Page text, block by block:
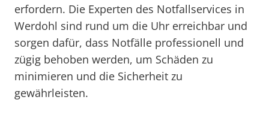
erfordern. Die Experten des Notfallservices in
Werdohl sind rund um die Uhr erreichbar und
sorgen dafür, dass Notfälle professionell und
zügig behoben werden, um Schäden zu
minimieren und die Sicherheit zu
gewährleisten.